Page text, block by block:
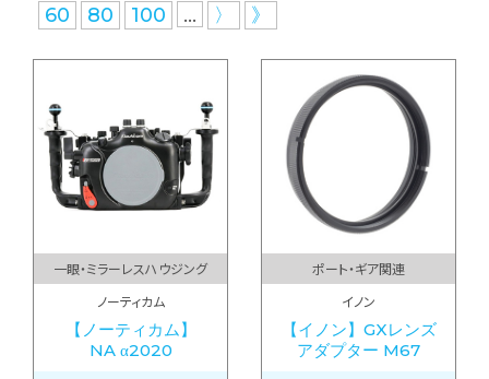
60
80 100 ... 〉 》
一眼・ミラーレスハウジング
ノーティカム
【ノーティカム】
NA α2020
ポート・ギア関連
イノン
【イノン】GXレンズ
アダプター M67